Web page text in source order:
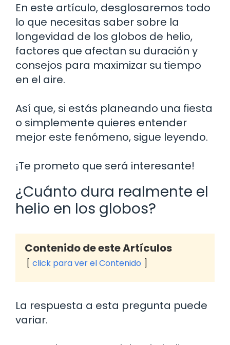
En este artículo, desglosaremos todo
lo que necesitas saber sobre la
longevidad de los globos de helio,
factores que afectan su duración y
consejos para maximizar su tiempo
en el aire.
Así que, si estás planeando una fiesta
o simplemente quieres entender
mejor este fenómeno, sigue leyendo.
¡Te prometo que será interesante!
¿Cuánto dura realmente el
helio en los globos?
Contenido de este Artículos
click para ver el Contenido
La respuesta a esta pregunta puede
variar.